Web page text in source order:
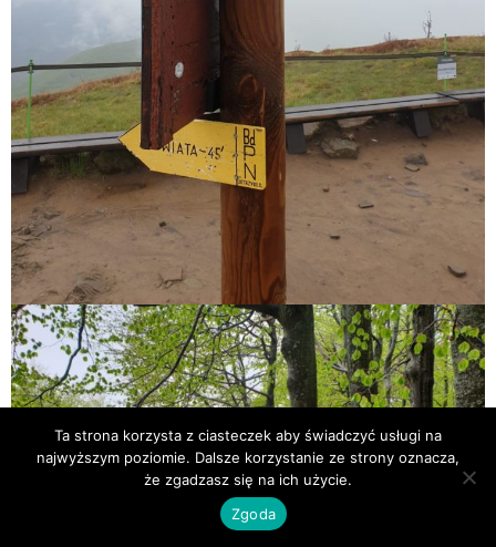
Ta strona korzysta z ciasteczek aby świadczyć usługi na
najwyższym poziomie. Dalsze korzystanie ze strony oznacza,
że zgadzasz się na ich użycie.
Zgoda